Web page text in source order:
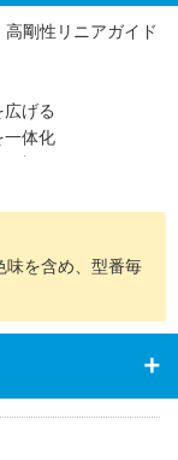
剛性リニアガイド
げる
一体化
直径4.5、6、8、
選択可能
応
味を含め、型番毎